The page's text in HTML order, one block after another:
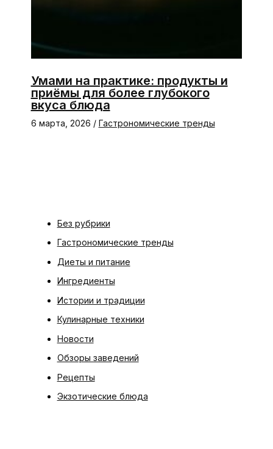
Умами на практике: продукты и
приёмы для более глубокого
вкуса блюда
6 марта, 2026 / Гастрономические тренды
Без рубрики
Гастрономические тренды
Диеты и питание
Ингредиенты
Истории и традиции
Кулинарные техники
Новости
Обзоры заведений
Рецепты
Экзотические блюда